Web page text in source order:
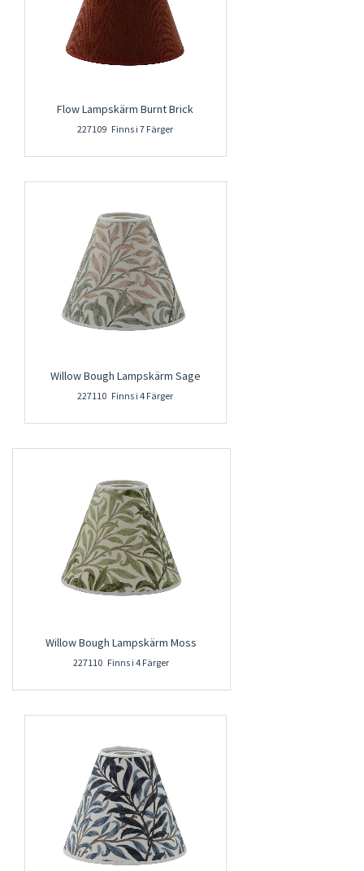
Flow Lampskärm Burnt Brick
227109 Finns i 7 Färger
Willow Bough Lampskärm Sage
227110 Finns i 4 Färger
Willow Bough Lampskärm Moss
227110 Finns i 4 Färger